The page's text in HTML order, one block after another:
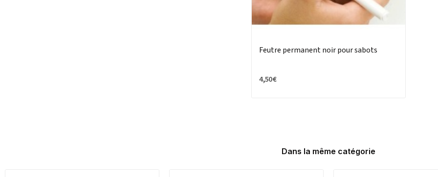
Feutre permanent noir pour sabots
4,50 €
Dans la même catégorie